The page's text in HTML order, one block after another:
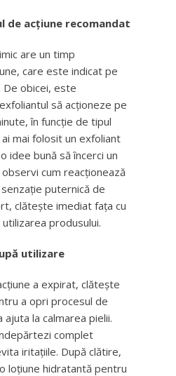
de acțiune recomandat
are un timp
care este indicat pe
De obicei, este
să acționeze pe
în funcție de tipul
mai folosit un exfoliant
idee bună să încerci un
cum reacționează
puternică de
clătește imediat fața cu
produsului.
utilizare
a expirat, clătește
a opri procesul de
la calmarea pielii.
complet
iritațiile. După clătire,
loțiune hidratantă pentru